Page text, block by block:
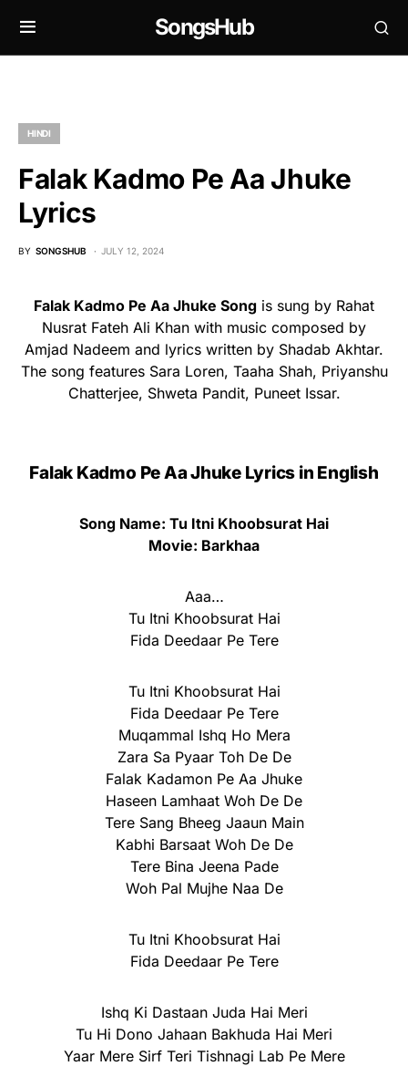
SongsHub
HINDI
Falak Kadmo Pe Aa Jhuke
Lyrics
BY SONGSHUB JULY 12, 2024
Falak Kadmo Pe Aa Jhuke Song is sung by Rahat
Nusrat Fateh Ali Khan with music composed by
Amjad Nadeem and lyrics written by Shadab Akhtar.
The song features Sara Loren, Taaha Shah, Priyanshu
Chatterjee, Shweta Pandit, Puneet Issar.
Falak Kadmo Pe Aa Jhuke Lyrics in English
Song Name: Tu Itni Khoobsurat Hai
Movie: Barkhaa
Aaa…
Tu Itni Khoobsurat Hai
Fida Deedaar Pe Tere
Tu Itni Khoobsurat Hai
Fida Deedaar Pe Tere
Muqammal Ishq Ho Mera
Zara Sa Pyaar Toh De De
Falak Kadamon Pe Aa Jhuke
Haseen Lamhaat Woh De De
Tere Sang Bheeg Jaaun Main
Kabhi Barsaat Woh De De
Tere Bina Jeena Pade
Woh Pal Mujhe Naa De
Tu Itni Khoobsurat Hai
Fida Deedaar Pe Tere
Ishq Ki Dastaan Juda Hai Meri
Tu Hi Dono Jahaan Bakhuda Hai Meri
Yaar Mere Sirf Teri Tishnagi Lab Pe Mere